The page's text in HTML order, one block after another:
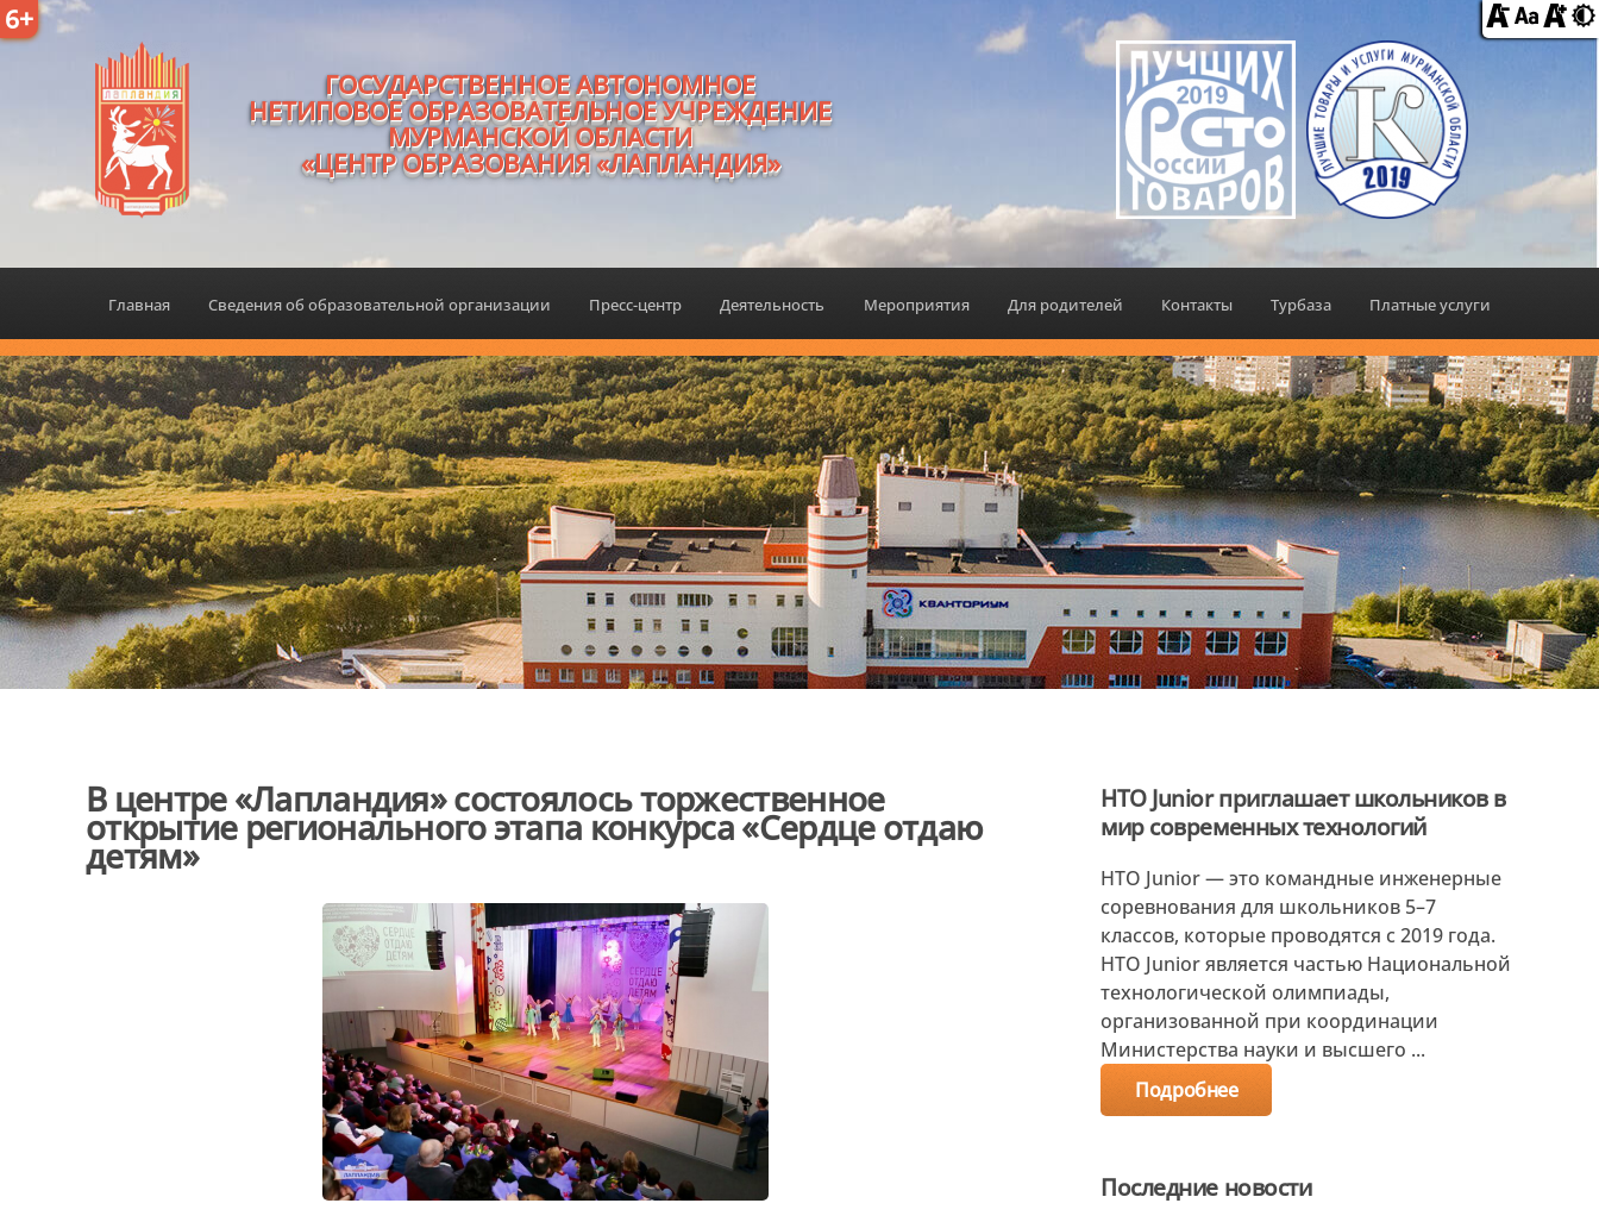
6+
ГОСУДАРСТВЕННОЕ АВТОНОМНОЕ
НЕТИПОВОЕ ОБРАЗОВАТЕЛЬНОЕ УЧРЕЖДЕНИЕ
МУРМАНСКОЙ ОБЛАСТИ
«ЦЕНТР ОБРАЗОВАНИЯ «ЛАПЛАНДИЯ»
Главная Сведения об образовательной организации Пресс-центр Деятельность Мероприятия Для родителей Контакты Турбаза Платные услуги
В центре «Лапландия» состоялось торжественное
открытие регионального этапа конкурса «Сердце отдаю
детям»
НТО Junior приглашает школьников в
мир современных технологий
НТО Junior — это командные инженерные
соревнования для школьников 5–7
классов, которые проводятся с 2019 года.
НТО Junior является частью Национальной
технологической олимпиады,
организованной при координации
Министерства науки и высшего ...
Подробнее
Последние новости